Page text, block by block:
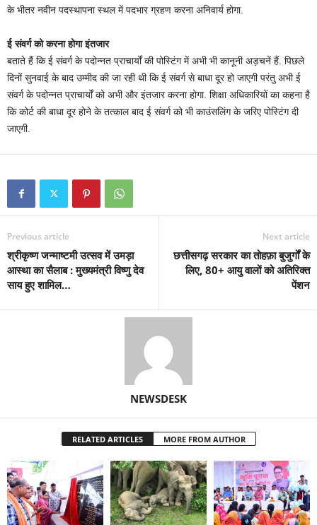
के भीतर नवीन पदस्थापना स्थल में पदभार ग्रहण करना अनिवार्य होगा.
ई संवर्ग को करना होगा इंतजार
बताते हैं कि ई संवर्ग के पदोन्नत प्राचार्यों की पोस्टिंग में अभी भी कानूनी अड़चनें हैं. पिछले
दिनों सुनवाई के बाद उम्मीद की जा रही थी कि ई संवर्ग से बाधा दूर हो जाएगी परंतु अभी ई
संवर्ग के पदोन्नत प्राचार्यों को अभी और इंतजार करना होगा. शिक्षा अधिकारियों का कहना है
कि कोर्ट की बाधा दूर होने के तत्काल बाद ई संवर्ग को भी काउंसलिंग के जरिए पोस्टिंग दी
जाएगी.
Previous article
श्रीकृष्ण जन्माष्टमी उत्सव में उमड़ा
आस्था का सैलाब : मुख्यमंत्री विष्णु देव
साय हुए शामिल…
Next article
छत्तीसगढ़ सरकार का तोहफ़ा बुजुर्गों के
लिए, 80+ आयु वालों को अतिरिक्त
पेंशन
NEWSDESK
RELATED ARTICLES MORE FROM AUTHOR